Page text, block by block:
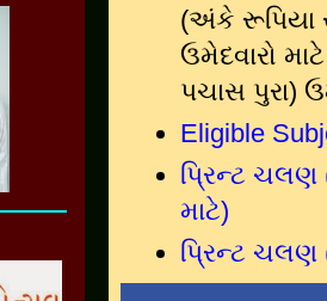
(અંકે રૂપિયા
ઉમેદવારો
પચાસ પુરા)
Eligible
પ્રિન્ટ ચલણ
માટે)
પ્રિન્ટ ચલણ